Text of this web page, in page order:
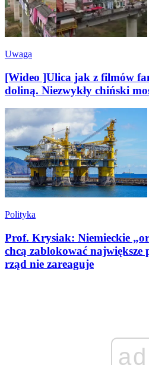
Uwaga
[Wideo ]Ulica jak z filmów
doliną. Niezwykły chiński
Polityka
Prof. Krysiak: Niemieckie
chcą zablokować największe
rząd nie zareaguje
ad